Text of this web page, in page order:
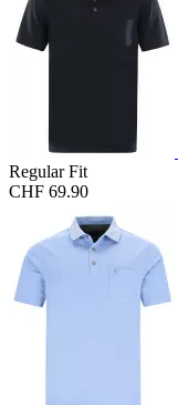
Regular Fit
CHF 69.90